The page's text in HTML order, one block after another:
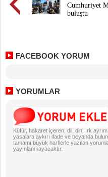
Cumhuriyet
buluştu
FACEBOOK YORUM
YORUMLAR
Küfür, hakaret içeren; dil, din, ırk
yasalara aykırı ifade ve beyanda
tamamı büyük harflerle yazılan
yayınlanmayacaktır.